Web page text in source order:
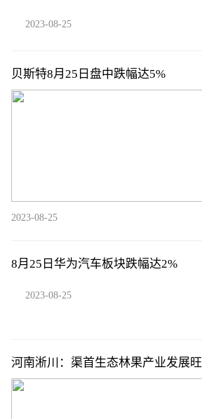
2023-08-25
贝斯特8月25日盘中跌幅达5%
2023-08-25
8月25日华为汽车板块跌幅达2%
2023-08-25
河南淅川：渠首生态林果产业发展旺